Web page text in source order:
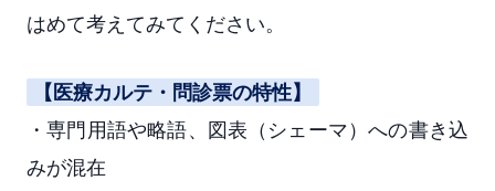
はめて考えてみてください。
【医療カルテ・問診票の特性】
・専門用語や略語、図表（シェーマ）への書き込
みが混在